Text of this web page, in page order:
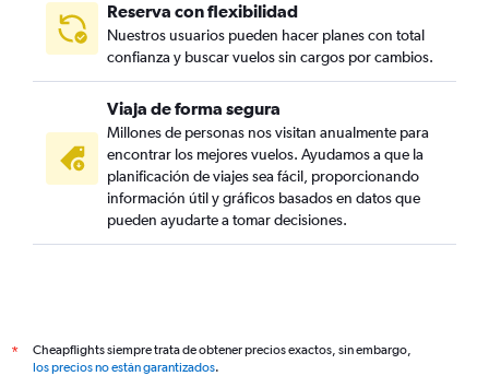
Reserva con flexibilidad
Nuestros usuarios pueden hacer planes con total
confianza y buscar vuelos sin cargos por cambios.
Viaja de forma segura
Millones de personas nos visitan anualmente para
encontrar los mejores vuelos. Ayudamos a que la
planificación de viajes sea fácil, proporcionando
información útil y gráficos basados en datos que
pueden ayudarte a tomar decisiones.
*
Cheapflights siempre trata de obtener precios exactos, sin embargo,
los precios no están garantizados.